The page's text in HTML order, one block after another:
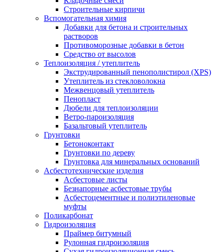
Строительные кирпичи
Вспомогательная химия
Добавки для бетона и строительных
растворов
Противоморозные добавки в бетон
Средство от высолов
Теплоизоляция / утеплитель
Экструдированный пенополистирол (XPS)
Утеплитель из стекловолокна
Межвенцовый утеплитель
Пенопласт
Дюбели для теплоизоляции
Ветро-пароизоляция
Базальтовый утеплитель
Грунтовки
Бетоноконтакт
Грунтовки по дереву
Грунтовка для минеральных оснований
Асбестотехнические изделия
Асбестовые листы
Безнапорные асбестовые трубы
Асбестоцементные и полиэтиленовые
муфты
Поликарбонат
Гидроизоляция
Праймер битумный
Рулонная гидроизоляция